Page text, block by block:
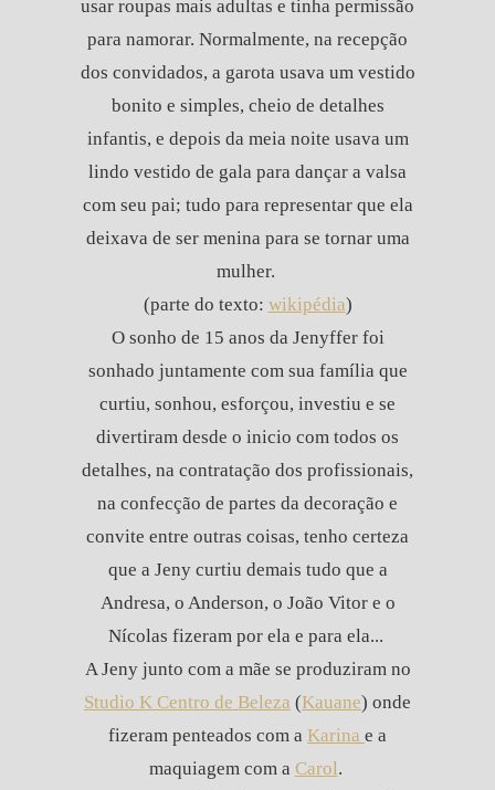
usar roupas mais adultas e tinha permissão
para namorar. Normalmente, na recepção
dos convidados, a garota usava um vestido
bonito e simples, cheio de detalhes
infantis, e depois da meia noite usava um
lindo vestido de gala para dançar a valsa
com seu pai; tudo para representar que ela
deixava de ser menina para se tornar uma
mulher.
(parte do texto: wikipédia)
O sonho de 15 anos da Jenyffer foi
sonhado juntamente com sua família que
curtiu, sonhou, esforçou, investiu e se
divertiram desde o inicio com todos os
detalhes, na contratação dos profissionais,
na confecção de partes da decoração e
convite entre outras coisas, tenho certeza
que a Jeny curtiu demais tudo que a
Andresa, o Anderson, o João Vitor e o
Nícolas fizeram por ela e para ela...
A Jeny junto com a mãe se produziram no
Studio K Centro de Beleza (Kauane) onde
fizeram penteados com a Karina e a
maquiagem com a Carol.